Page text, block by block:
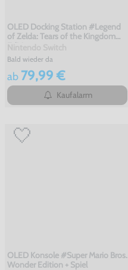
OLED Docking Station #Legend
of Zelda: Tears of the Kingdom
Edition
Bald wieder da
ab 79,99 €
Kaufalarm
OLED Konsole #Super Mario Bros.
Wonder Edition + Spiel